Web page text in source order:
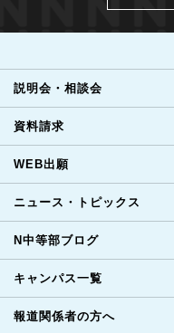
説明会・相談会
資料請求
WEB出願
ニュース・トピックス
N中等部ブログ
キャンパス一覧
報道関係者の方へ